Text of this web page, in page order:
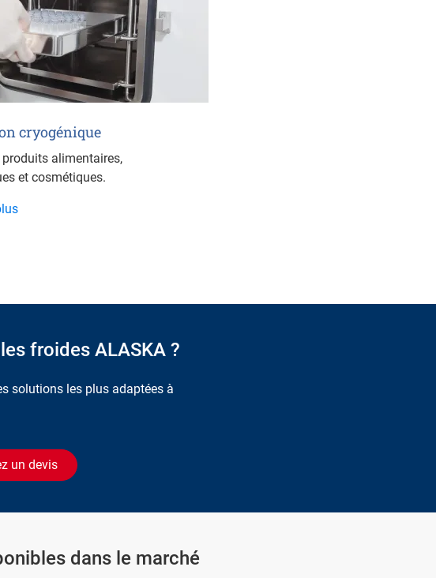
cryogénique
alimentaires,
et cosmétiques.
froides ALASKA ?
solutions les plus adaptées à
un devis
dans le marché